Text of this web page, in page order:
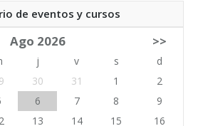
de eventos y cursos
Ago 2026 >>
j v s
d
30 31 1
2
6 7 8
9
13 14 15
16